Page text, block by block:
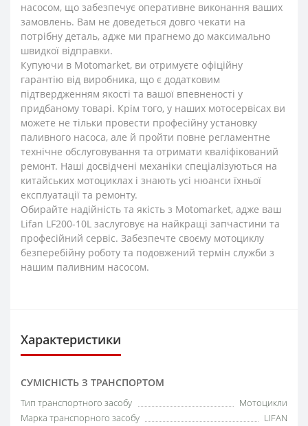
насосом, що забезпечує оперативне виконання ваших
замовлень. Вам не доведеться довго чекати на
потрібну деталь, адже ми прагнемо до максимально
швидкої відправки.
Купуючи в Motomarket, ви отримуєте офіційну
гарантію від виробника, що є додатковим
підтвердженням якості та вашої впевненості у
придбаному товарі. Крім того, у наших мотосервісах ви
можете не тільки провести професійну установку
паливного насоса, але й пройти повне регламентне
технічне обслуговування та отримати кваліфікований
ремонт. Наші досвідчені механіки спеціалізуються на
китайських мотоциклах і знають усі нюанси їхньої
експлуатації та ремонту.
Обирайте надійність та якість з Motomarket, адже ваш
Lifan LF200-10L заслуговує на найкращі запчастини та
професійний сервіс. Забезпечте своєму мотоциклу
безперебійну роботу та подовжений термін служби з
нашим паливним насосом.
Характеристики
СУМІСНІСТЬ З ТРАНСПОРТОМ
Тип транспортного засобу
Мотоцикли
Марка транспорного засобу
LIFAN